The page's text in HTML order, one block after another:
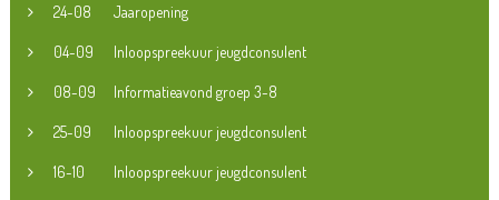
24-08 Jaaropening
04-09 Inloopspreekuur jeugdconsulent
08-09 Informatieavond groep 3-8
25-09 Inloopspreekuur jeugdconsulent
16-10 Inloopspreekuur jeugdconsulent